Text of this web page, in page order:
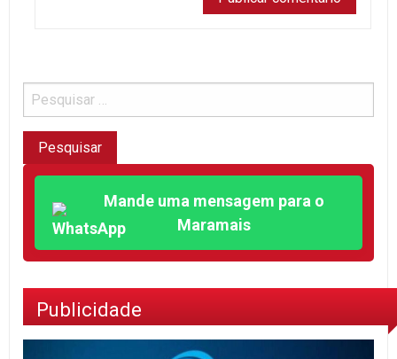
Mande uma mensagem para o
Maramais
Publicidade